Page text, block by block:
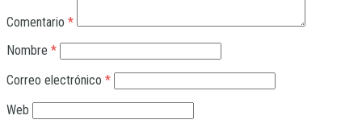
Comentario *
Nombre *
Correo electrónico *
Web